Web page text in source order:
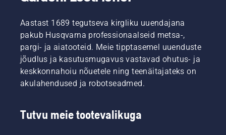
puutüve
lähedal
väike
sisselõige.
See
meetod
aitab
vältida
kinnijäämist
jämedamate
Aastast 1689 tegutseva kirgliku uuendajana
pakub Husqvarna professionaalseid metsa-,
pargi- ja aiatooteid. Meie tipptasemel uuenduste
jõudlus ja kasutusmugavus vastavad ohutus- ja
keskkonnahoiu nõuetele ning teenäitajateks on
akulahendused ja robotseadmed.
Tutvu meie tootevalikuga